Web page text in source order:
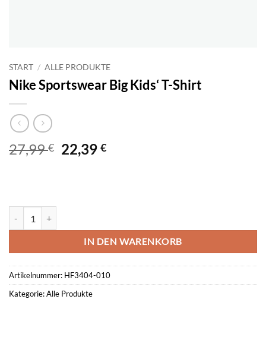
START / ALLE PRODUKTE
Nike Sportswear Big Kids‘ T-Shirt
27,99€ Ursprünglicher
Preis
22,39€Aktueller
IN DEN WARENKORB
Artikelnummer: HF3404-010
Kategorie:Alle Produkte